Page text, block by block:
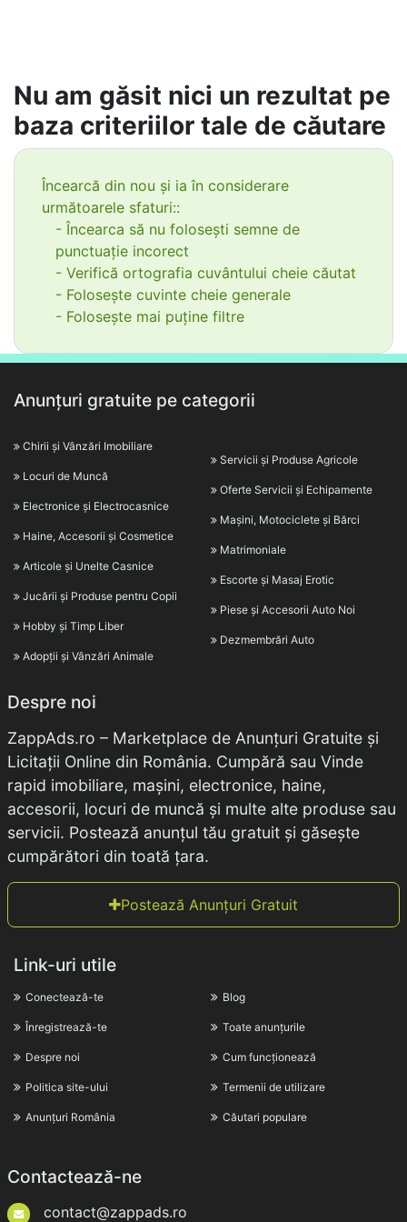
Nu am găsit nici un rezultat pe
baza criteriilor tale de căutare
Încearcă din nou și ia în considerare
următoarele sfaturi::
- Încearca să nu folosești semne de
punctuație incorect
- Verifică ortografia cuvântului cheie căutat
- Folosește cuvinte cheie generale
- Folosește mai puține filtre
Anunțuri gratuite pe categorii
Chirii și Vânzări Imobiliare
Locuri de Muncă
Electronice și Electrocasnice
Haine, Accesorii și Cosmetice
Articole și Unelte Casnice
Jucării și Produse pentru Copii
Hobby și Timp Liber
Adopții și Vânzări Animale
Servicii și Produse Agricole
Oferte Servicii și Echipamente
Mașini, Motociclete și Bărci
Matrimoniale
Escorte și Masaj Erotic
Piese și Accesorii Auto Noi
Dezmembrări Auto
Despre noi
ZappAds.ro – Marketplace de Anunțuri Gratuite și
Licitații Online din România. Cumpără sau Vinde
rapid imobiliare, mașini, electronice, haine,
accesorii, locuri de muncă și multe alte produse sau
servicii. Postează anunțul tău gratuit și găsește
cumpărători din toată țara.
Postează Anunțuri Gratuit
Link-uri utile
Conectează-te
Înregistrează-te
Despre noi
Politica site-ului
Anunțuri România
Blog
Toate anunțurile
Cum funcționează
Termenii de utilizare
Căutari populare
Contactează-ne
contact@zappads.ro